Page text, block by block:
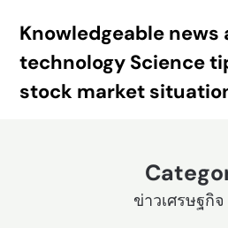
Knowledgeable news
technology Science
stock market
ข่าวเศรษฐกิ